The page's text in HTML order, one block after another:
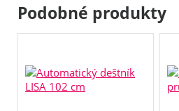
Podobné produkty